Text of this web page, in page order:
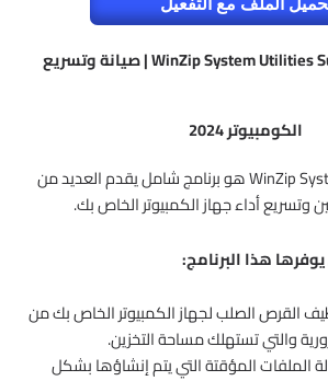
تحميل برنامج WinZip System Utilities Suite | صيانة وتسريع
الكومبيوتر 2024
برنامج WinZip System Utilities Suite هو برنامج شامل يقدم العديد من
وتسريع أداء جهاز الكمبيوتر الخاص بك.
هذا البرنامج:
القرص الصلب لجهاز الكمبيوتر الخاص بك من
والتي تستهلك مساحة التخزين.
الملفات المؤقتة التي يتم إنشاؤها بشكل